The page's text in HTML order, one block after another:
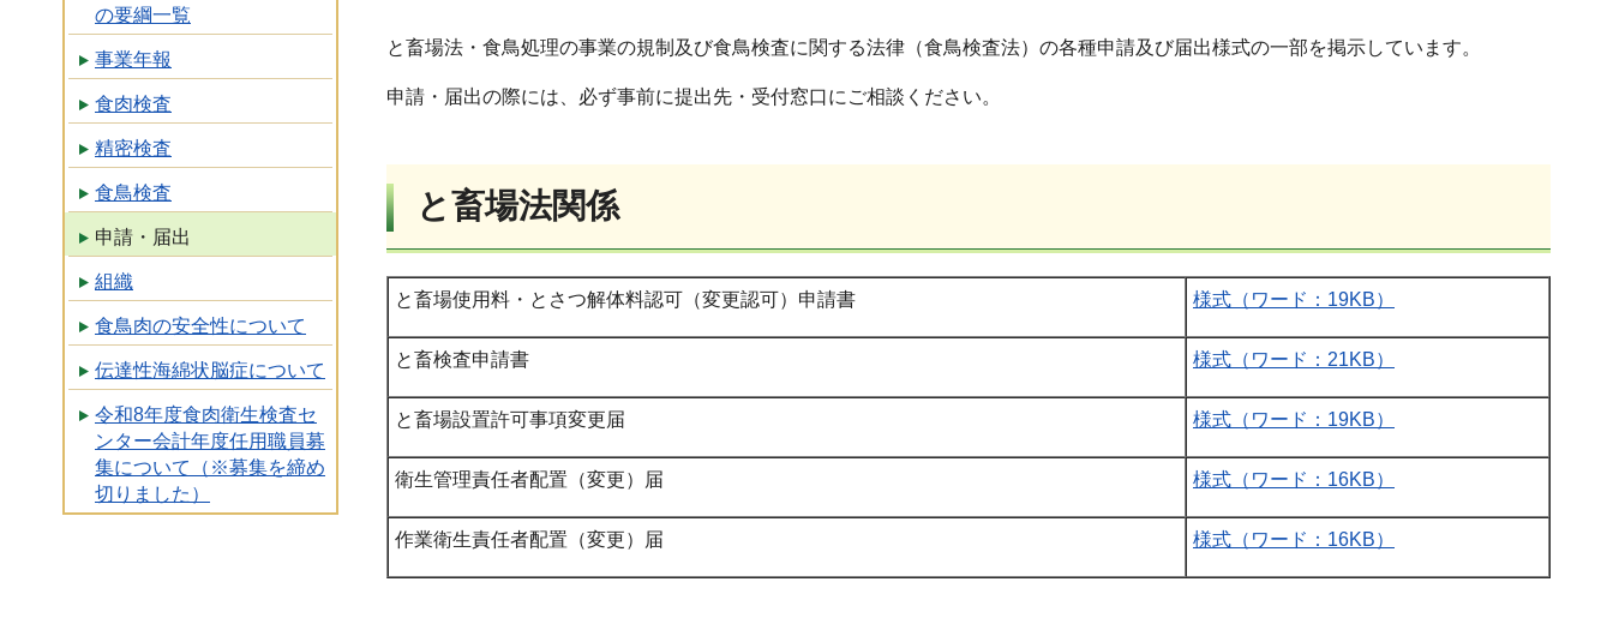
の要綱一覧
事業年報
食肉検査
精密検査
食鳥検査
申請・届出
組織
食鳥肉の安全性について
伝達性海綿状脳症について
令和8年度食肉衛生検査セ
ンター会計年度任用職員募
集について（※募集を締め
切りました）
と畜場法・食鳥処理の事業の規制及び食鳥検査に関する法律（食鳥検査法）の各種申請及び届出様式の一部を掲示しています。
申請・届出の際には、必ず事前に提出先・受付窓口にご相談ください。
と畜場法関係
と畜場使用料・とさつ解体料認可（変更認可）申請書 様式（ワード：19KB）
と畜検査申請書 様式（ワード：21KB）
と畜場設置許可事項変更届 様式（ワード：19KB）
衛生管理責任者配置（変更）届 様式（ワード：16KB）
作業衛生責任者配置（変更）届 様式（ワード：16KB）